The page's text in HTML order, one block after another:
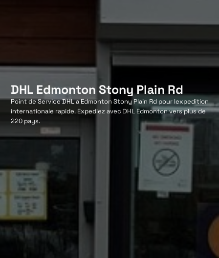
DHL Edmonton Stony Plain Rd
Point de Service DHL a Edmonton Stony Plain Rd pour lexpedition
internationale rapide. Expediez avec DHL Edmonton vers plus de
220 pays.